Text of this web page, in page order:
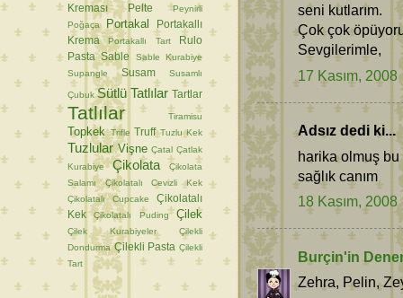
seni kutlarım.
Çok çok
Sevgilerimle,
17 Kasım, 2008
Adsız dedi ki...
harika olmuş bu
sağlık canım
18 Kasım, 2008
Burçin'in
Zehra, Pelin,
Kreması
Pelte
Peynirli
Poğaça
Portakal
Portakallı
Krema
Portakallı Tart
Rulo
Pasta Sable
Sable Kurabiye
Supangle
Susam Susamlı
Çubuk Sütlü Tatlılar Tartlar
Tatlılar Tiramisu
Topkek Trifle Truff Tuzlu Kek
Tuzlular Vişne Çatal Çatlak
Kurabiye
Çikolata
Çikolata
Salamı
Çikolatalı Cevizli Kek
Çikolatalı Cupcake
Çikolatalı
Kek
Çikolatalı Puding Çilek
Çilek Kurabiyeler
Çilekli
Dondurma Çilekli Pasta Çilekli
Tart